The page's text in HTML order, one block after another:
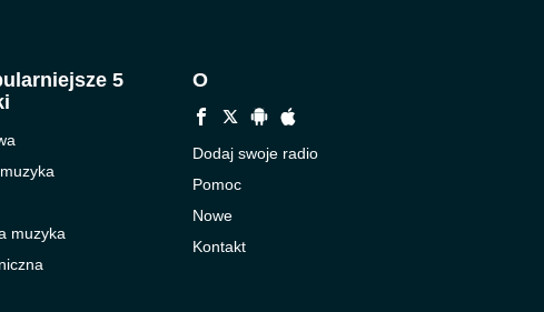
5
muzyka
O
Dodaj swoje radio
Pomoc
Nowe
Kontakt